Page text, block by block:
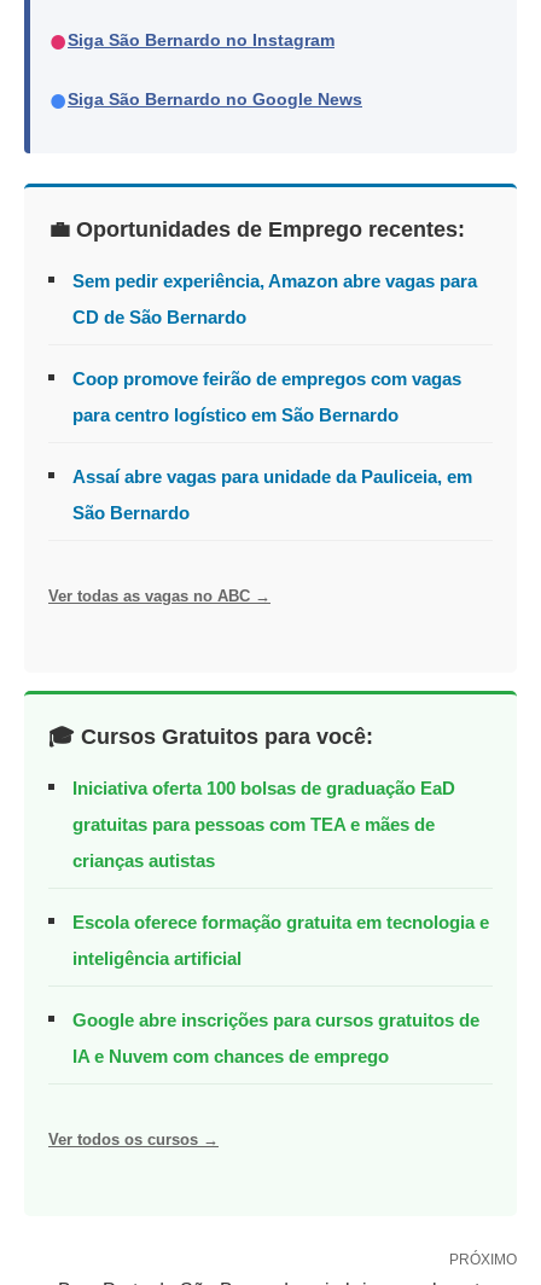
●Siga São Bernardo no Instagram
●Siga São Bernardo no Google News
💼 Oportunidades de Emprego recentes:
Sem pedir experiência, Amazon abre vagas para
CD de São Bernardo
Coop promove feirão de empregos com vagas
para centro logístico em São Bernardo
Assaí abre vagas para unidade da Pauliceia, em
São Bernardo
Ver todas as vagas no ABC →
🎓 Cursos Gratuitos para você:
Iniciativa oferta 100 bolsas de graduação EaD
gratuitas para pessoas com TEA e mães de
crianças autistas
Escola oferece formação gratuita em tecnologia e
inteligência artificial
Google abre inscrições para cursos gratuitos de
IA e Nuvem com chances de emprego
Ver todos os cursos →
PRÓXIMO